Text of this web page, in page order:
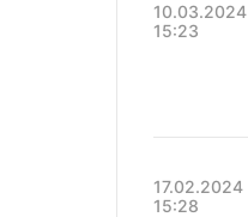
10.03.2024
15:23
17.02.2024
15:28